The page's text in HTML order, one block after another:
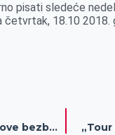
pisati sledeće
četvrtak, 18.10 2018.
Igrališta u Zrenjaninu ne ispunjavaju nove bezbednosne standarde!